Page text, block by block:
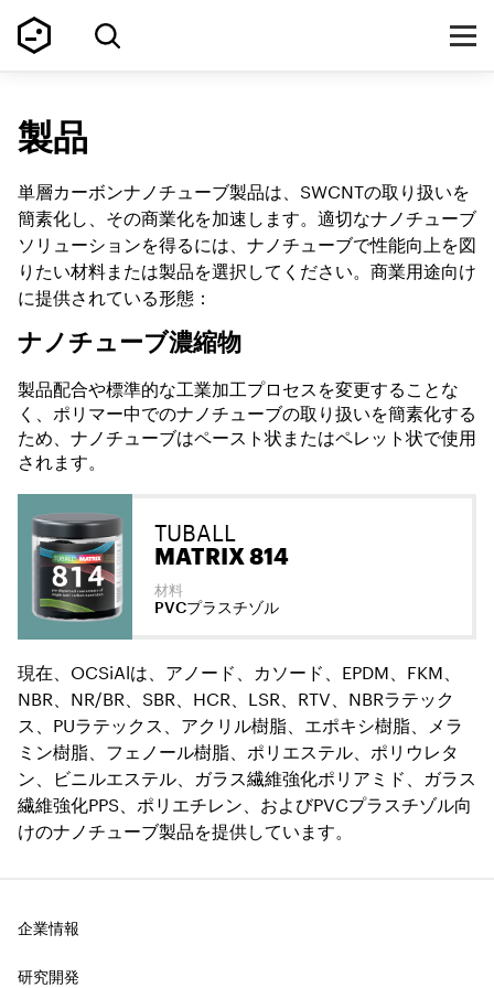
製品
単層カーボンナノチューブ製品は、SWCNTの取り扱いを
簡素化し、その商業化を加速します。適切なナノチューブ
ソリューションを得るには、ナノチューブで性能向上を図
りたい材料または製品を選択してください。商業用途向け
に提供されている形態：
ナノチューブ濃縮物
製品配合や標準的な工業加工プロセスを変更することな
く、ポリマー中でのナノチューブの取り扱いを簡素化する
ため、ナノチューブはペースト状またはペレット状で使用
されます。
TUBALL
MATRIX 814
材料
PVCプラスチゾル
現在、OCSiAlは、アノード、カソード、EPDM、FKM、
NBR、NR/BR、SBR、HCR、LSR、RTV、NBRラテック
ス、PUラテックス、アクリル樹脂、エポキシ樹脂、メラ
ミン樹脂、フェノール樹脂、ポリエステル、ポリウレタ
ン、ビニルエステル、ガラス繊維強化ポリアミド、ガラス
繊維強化PPS、ポリエチレン、およびPVCプラスチゾル向
けのナノチューブ製品を提供しています。
企業情報
研究開発